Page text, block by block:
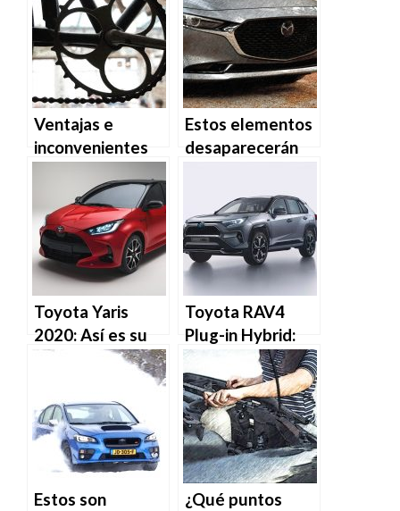
Ventajas e
inconvenientes
automático
Estos elementos
desaparecerán
un futuro no muy
lejano
Toyota Yaris
2020: Así es su
Toyota RAV4
Plug-in Hybrid:
Con 306 CV y 65
kilómetros de
autonomía
Estos son
¿Qué puntos